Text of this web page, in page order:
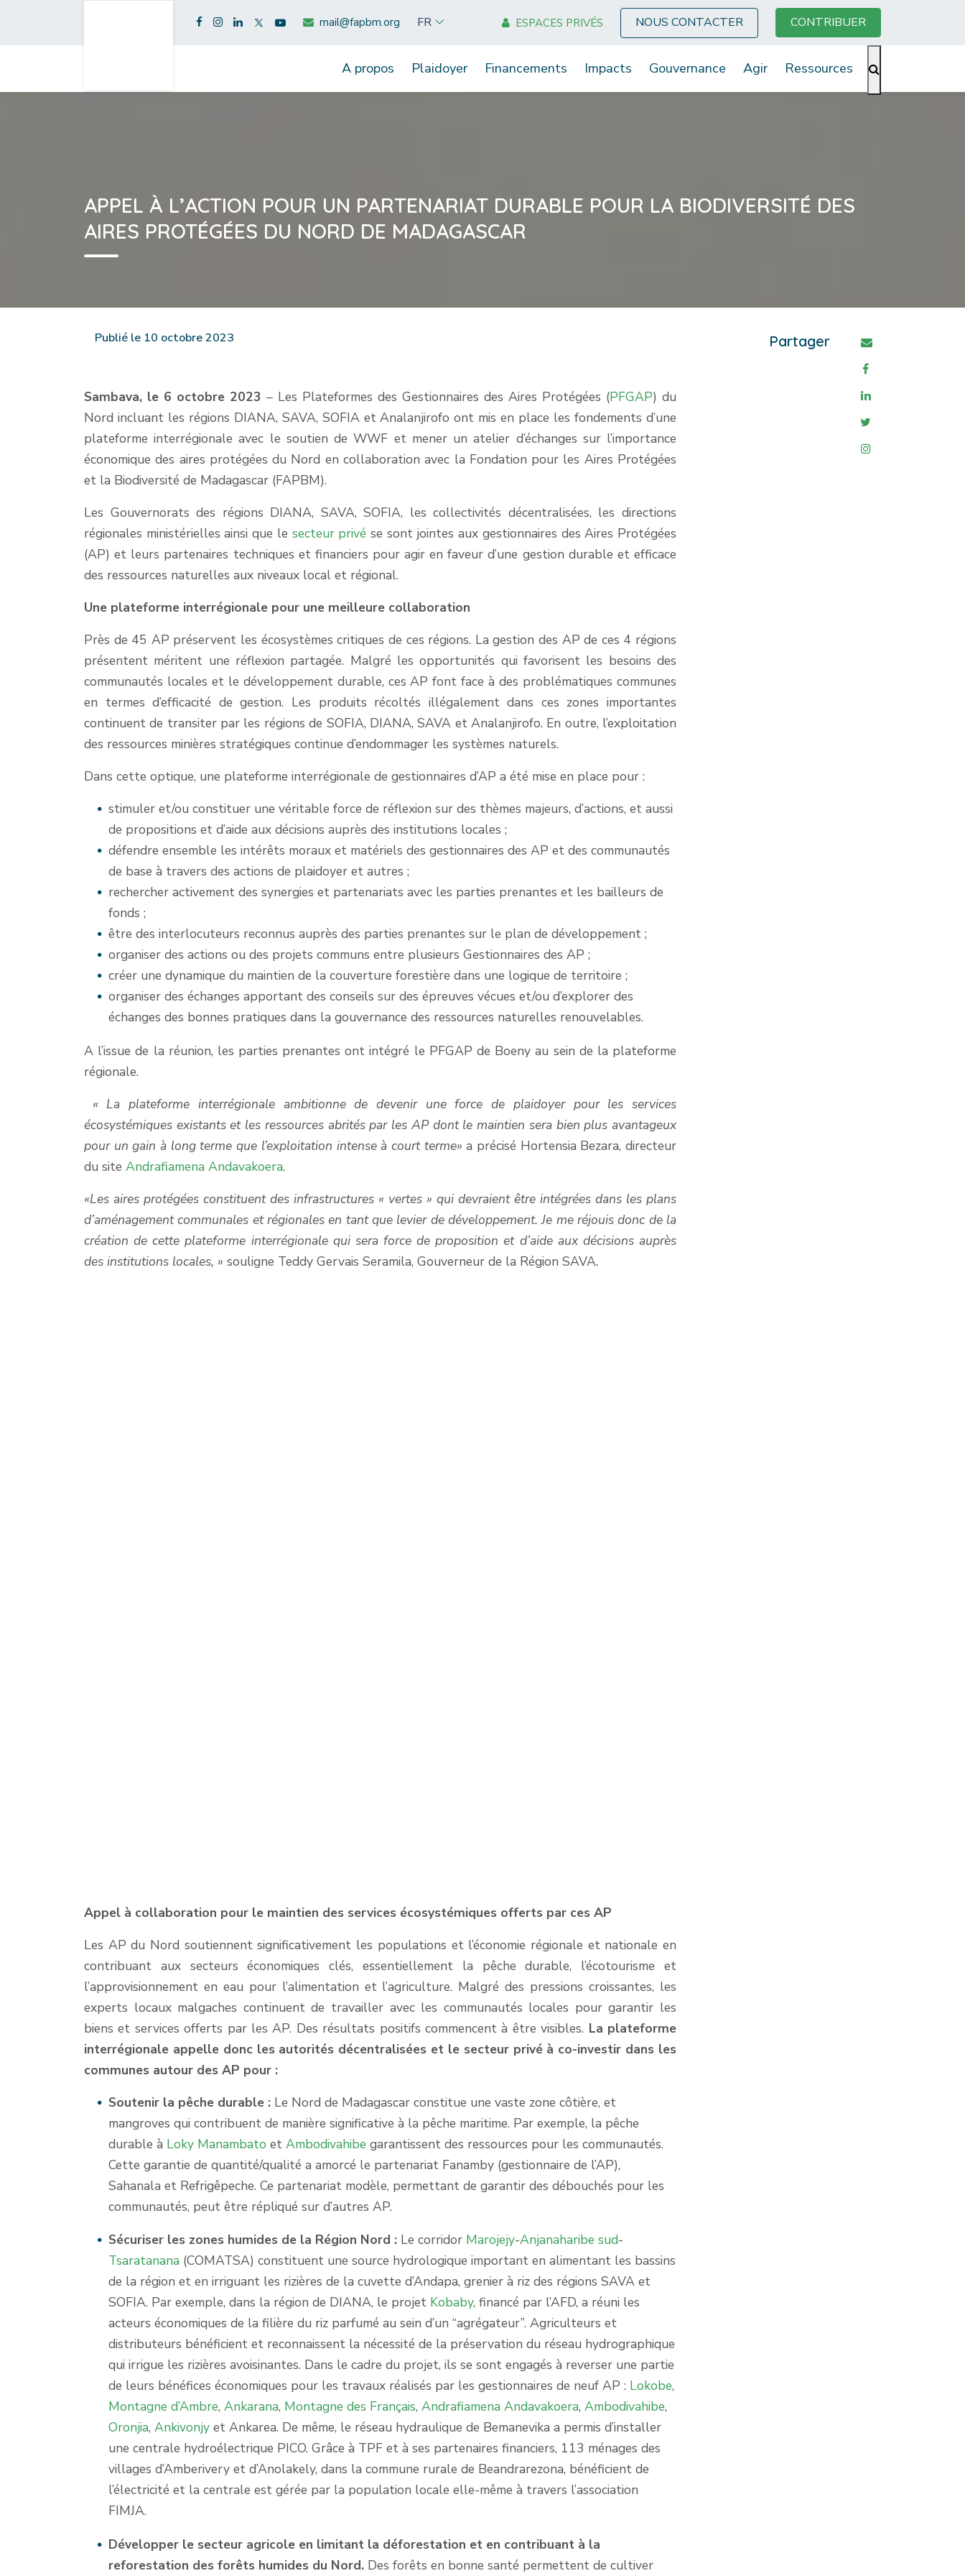
mail@fapbm.org FR ESPACES PRIVÉS NOUS CONTACTER CONTRIBUER
A propos Plaidoyer Financements Impacts Gouvernance Agir Ressources
APPEL À L’ACTION POUR UN PARTENARIAT DURABLE POUR LA BIODIVERSITÉ DES
AIRES PROTÉGÉES DU NORD DE MADAGASCAR
Publié le 10 octobre 2023
Sambava, le 6 octobre 2023 – Les Plateformes des Gestionnaires des Aires Protégées (PFGAP) du
Nord incluant les régions DIANA, SAVA, SOFIA et Analanjirofo ont mis en place les fondements d’une
plateforme interrégionale avec le soutien de WWF et mener un atelier d’échanges sur l’importance
économique des aires protégées du Nord en collaboration avec la Fondation pour les Aires Protégées
et la Biodiversité de Madagascar (FAPBM).
Les Gouvernorats des régions DIANA, SAVA, SOFIA, les collectivités décentralisées, les directions
régionales ministérielles ainsi que le secteur privé se sont jointes aux gestionnaires des Aires Protégées
(AP) et leurs partenaires techniques et financiers pour agir en faveur d’une gestion durable et efficace
des ressources naturelles aux niveaux local et régional.
Une plateforme interrégionale pour une meilleure collaboration
Près de 45 AP préservent les écosystèmes critiques de ces régions. La gestion des AP de ces 4 régions
présentent méritent une réflexion partagée. Malgré les opportunités qui favorisent les besoins des
communautés locales et le développement durable, ces AP font face à des problématiques communes
en termes d’efficacité de gestion. Les produits récoltés illégalement dans ces zones importantes
continuent de transiter par les régions de SOFIA, DIANA, SAVA et Analanjirofo. En outre, l’exploitation
des ressources minières stratégiques continue d’endommager les systèmes naturels.
Dans cette optique, une plateforme interrégionale de gestionnaires d’AP a été mise en place pour :
stimuler et/ou constituer une véritable force de réflexion sur des thèmes majeurs, d’actions, et aussi
de propositions et d’aide aux décisions auprès des institutions locales ;
défendre ensemble les intérêts moraux et matériels des gestionnaires des AP et des communautés
de base à travers des actions de plaidoyer et autres ;
rechercher activement des synergies et partenariats avec les parties prenantes et les bailleurs de
fonds ;
être des interlocuteurs reconnus auprès des parties prenantes sur le plan de développement ;
organiser des actions ou des projets communs entre plusieurs Gestionnaires des AP ;
créer une dynamique du maintien de la couverture forestière dans une logique de territoire ;
organiser des échanges apportant des conseils sur des épreuves vécues et/ou d’explorer des
échanges des bonnes pratiques dans la gouvernance des ressources naturelles renouvelables.
A l’issue de la réunion, les parties prenantes ont intégré le PFGAP de Boeny au sein de la plateforme
régionale.
« La plateforme interrégionale ambitionne de devenir une force de plaidoyer pour les services
écosystémiques existantset les ressources abrités par les AP dont le maintien serabien plus avantageux
pour un gain à longterme que l’exploitation intense à court terme»a précisé Hortensia Bezara, directeur
du site Andrafiamena Andavakoera.
«Les aires protégées constituent des infrastructures « vertes » qui devraient être intégrées dans les plans
d’aménagement communales et régionales en tant que levier de développement. Je me réjouis donc de la
création de cette plateforme interrégionale qui sera force de proposition et d’aide aux décisions auprès
des institutions locales, » souligne Teddy Gervais Seramila, Gouverneur de la Région SAVA.
Appel à collaboration pour le maintien des services écosystémiques offerts par ces AP
Les AP du Nord soutiennent significativement les populations et l’économie régionale et nationale en
contribuant aux secteurs économiques clés, essentiellement la pêche durable, l’écotourisme et
l’approvisionnement en eau pour l’alimentation et l’agriculture. Malgré des pressions croissantes, les
experts locaux malgaches continuent de travailler avec les communautés locales pour garantir les
biens et services offerts par les AP. Des résultats positifs commencent à être visibles. La plateforme
interrégionale appelle donc les autorités décentralisées et le secteur privé à co-investir dans les
communes autour des AP pour :
Soutenir la pêche durable : Le Nord de Madagascar constitue une vaste zone côtière, et
mangroves qui contribuent de manière significative à la pêche maritime. Par exemple, la pêche
durable à Loky Manambato etAmbodivahibe garantissent des ressources pour les communautés.
Cette garantie de quantité/qualité a amorcé le partenariat Fanamby (gestionnaire de l’AP),
Sahanala et Refrigêpeche. Ce partenariat modèle, permettant de garantir des débouchés pour les
communautés, peut être répliqué sur d’autres AP.
Sécuriser les zones humides de la Région Nord : Le corridor Marojejy-Anjanaharibe sud-
Tsaratanana (COMATSA) constituent une source hydrologique important en alimentant les bassins
de la région et en irriguant les rizières de la cuvette d’Andapa, grenier à riz des régions SAVA et
SOFIA. Par exemple, dans la région de DIANA, le projet Kobaby, financé par l’AFD, a réuni les
acteurs économiques de la filière du riz parfumé au sein d’un “agrégateur”. Agriculteurs et
distributeurs bénéficient et reconnaissent la nécessité de la préservation du réseau hydrographique
qui irrigue les rizières avoisinantes. Dans le cadre du projet, ils se sont engagés à reverser une partie
de leurs bénéfices économiques pour les travaux réalisés par les gestionnaires de neuf AP : Lokobe,
Montagne d’Ambre,Ankarana, Montagne des Français,Andrafiamena Andavakoera,Ambodivahibe,
Oronjia,Ankivonjy et Ankarea. De même, le réseau hydraulique de Bemanevika a permis d’installer
une centrale hydroélectrique PICO. Grâce à TPF et à ses partenaires financiers, 113 ménages des
villages d’Amberivery et d’Anolakely, dans la commune rurale de Beandrarezona, bénéficient de
l’électricité et la centrale est gérée par la population locale elle-même à travers l’association
FIMJA.
Développer le secteur agricole en limitant la déforestation et en contribuant à la
reforestation des forêts humides du Nord. Des forêts en bonne santé permettent de cultiver
Partager